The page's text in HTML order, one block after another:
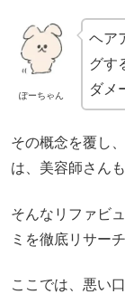
ぽーちゃん
ヘア
グす
ダメ
その概念を覆し、
は、美容師さん
そんなリファビ
ミを徹底リサー
ここでは、悪い